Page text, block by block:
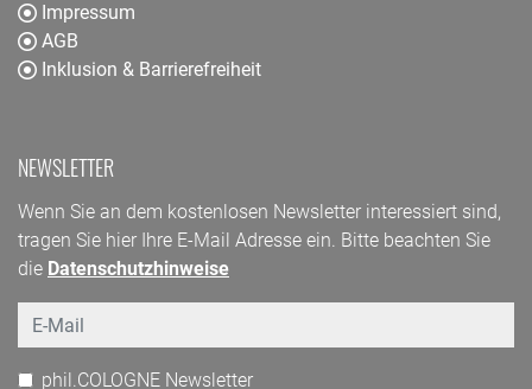
Impressum
AGB
Inklusion & Barrierefreiheit
NEWSLETTER
Wenn Sie an dem kostenlosen Newsletter interessiert sind,
tragen Sie hier Ihre E-Mail Adresse ein. Bitte beachten Sie
die Datenschutzhinweise
Email
phil.COLOGNE Newsletter